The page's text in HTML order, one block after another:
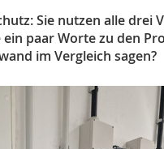
Sie nutzen alle
ein paar Worte zu den
im Vergleich sagen?